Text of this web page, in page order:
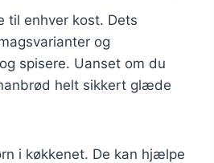
til enhver kost. Dets
og
spisere. Uanset om du
helt sikkert glæde
i køkkenet. De kan hjælpe